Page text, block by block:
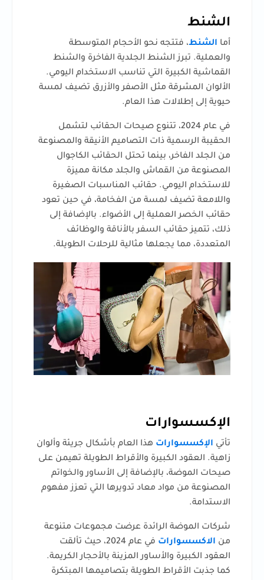
الشنط
أما الشنط، فتتجه نحو الأحجام المتوسطة
والعملية. تبرز الشنط الجلدية الفاخرة والشنط
القماشية الكبيرة التي تناسب الاستخدام اليومي.
الألوان المشرقة مثل الأصفر والأزرق تضيف لمسة
حيوية إلى إطلالات هذا العام.
في عام 2024، تتنوع صيحات الحقائب لتشمل
الحقيبة الرسمية ذات التصاميم الأنيقة والمصنوعة
من الجلد الفاخر، بينما تحتل الحقائب الكاجوال
المصنوعة من القماش والجلد مكانة مميزة
للاستخدام اليومي. حقائب المناسبات الصغيرة
واللامعة تضيف لمسة من الفخامة، في حين تعود
حقائب الخصر العملية إلى الأضواء. بالإضافة إلى
ذلك، تتميز حقائب السفر بالأناقة والوظائف
المتعددة، مما يجعلها مثالية للرحلات الطويلة.
الإكسسوارات
تأتي الإكسسوارات هذا العام بأشكال جريئة وألوان
زاهية. العقود الكبيرة والأقراط الطويلة تهيمن على
صيحات الموضة، بالإضافة إلى الأساور والخواتم
المصنوعة من مواد معاد تدويرها التي تعزز مفهوم
الاستدامة.
شركات الموضة الرائدة عرضت مجموعات متنوعة
من الاكسسوارات
في عام 2024، حيث تألقت
العقود الكبيرة والأساور المزينة بالأحجار الكريمة.
كما جذبت الأقراط الطويلة بتصاميمها المبتكرة